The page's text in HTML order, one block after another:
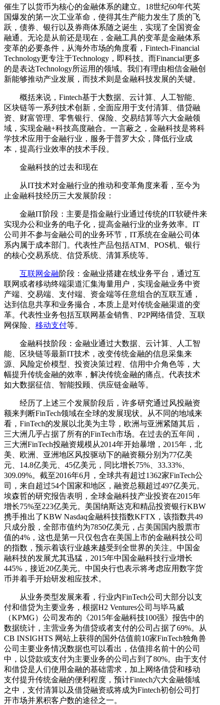
催生了以货币为核心的金融体系的建立。18世纪60年代英
国爆发的第一次工业革命，使得其生产能力发生了质的飞
跃，债券、银行以及券商体系随之诞生，实现了全国资金
融通。无论是从前还是现在，金融工具的变革是金融体系
变革的必要条件，从海外市场的角度看，Fintech-Financial
Technology更专注于Technology，即科技。而Financial更多
的是表达Technology所运用的领域。我们有理由相信金融创
新能够推动产业发展，而技术则是金融科技发展的关键。
概括来说，Fintech基于大数据、云计算、人工智能、
区块链等一系列技术创新，全面应用于支付清算、借贷融
资、财富管理、零售银行、保险、交易结算等六大金融领
域，实现金融+科技高度融合。一言蔽之，金融科技是将科
学技术应用于金融行业，服务于普罗大众，降低行业成
本，提高行业效率的技术手段。
金融科技的过去和现在
从IT技术对金融行业的推动和变革角度来看，至今为
止金融科技经历三大发展阶段：
金融IT阶段：主要是指金融行业通过传统的IT软硬件来
实现办公和业务的电子化，提高金融行业的业务效率。IT
公司并不参与金融公司的业务环节，IT系统在金融公司体
系内属于成本部门。代表性产品包括ATM、POS机、银行
的核心交易系统、信贷系统、清算系统等。
互联网金融阶段：金融业搭建在线业务平台，通过互
联网或者移动终端渠道汇集海量用户，实现金融业务中资
产端、交易端、支付端、资金端等任意组合的互联互通，
达到信息共享和业务撮合，本质上是对传统金融渠道的变
革。代表性业务包括互联网基金销售、P2P网络借贷、互联
网保险、 移动支付等。
金融科技阶段：金融业通过大数据、云计算、人工智
能、区块链等最新IT技术，改变传统金融的信息采集来
源、风险定价模型、投资决策过程、信用中介角色等，大
幅提升传统金融的效率，解决传统金融的痛点。代表技术
如大数据征信、智能投顾、供应链金融等。
经历了上述三个发展阶段后，许多研究通过风投融资
额来判断FinTech领域在全球的发展现状。从不同的地域来
看，FinTech的发展以北美为主导，欧洲与亚洲紧随其后，
三大洲几乎占据了所有的FinTech市场。在过去的五年间，
三大洲FinTech投融资规模从2014年开始暴增，2015年，北
美、欧洲、亚洲地区风投驱动下的融资额分别为77亿美
元、14.8亿美元、45亿美元，同比增长75%、33.33%、
309.09%。截至2016年6月，全球共有超过1362家FinTech公
司，来自超过54个国家和地区，融资总额超过497亿美元。
埃森哲的研究报告表明，全球金融科技产业投资在2015年
增长75%至223亿美元。美国纳斯达克和精品投资银行KBW
携手推出了KBW Nasdaq金融科技指数KFTX，该指数共49
只成分股，全部市值约为7850亿美元，占美国国内股票市
值的4%，这也是第一只仅包含在美国上市的金融科技公司
的指数，预示着该行业越来越受到全世界的关注。中国金
融科技的发展尤其迅猛，2015年中国金融科技行业增长
445%，接近20亿美元。中国央行也表示将考虑应用数字货
币并着手开始研发相应技术。
从业务类型发展来看，行业内FinTech公司大部分以支
付和借贷为主要业务，根据H2 Ventures公司与毕马威
（KPMG）公司发布的《2015年金融科技100强》报告中的
数据统计，主营业务为借贷或者支付的公司占据了69%。从
CB INSIGHTS 网站上获得的国外估值前10家FinTech独角兽
公司主要业务情况数据也可以看出，估值排名前十的公司
中，以贷款或支付为主要业务的公司占到了80%。由于支付
和借贷是人们使用金融的基础需求，加上网络借贷和移动
支付提升传统金融的便利程度，预计Fintech六大金融领域
之中，支付清算以及借贷融资或将成为Fintech初创公司打
开市场并累积客户数的途径之一。